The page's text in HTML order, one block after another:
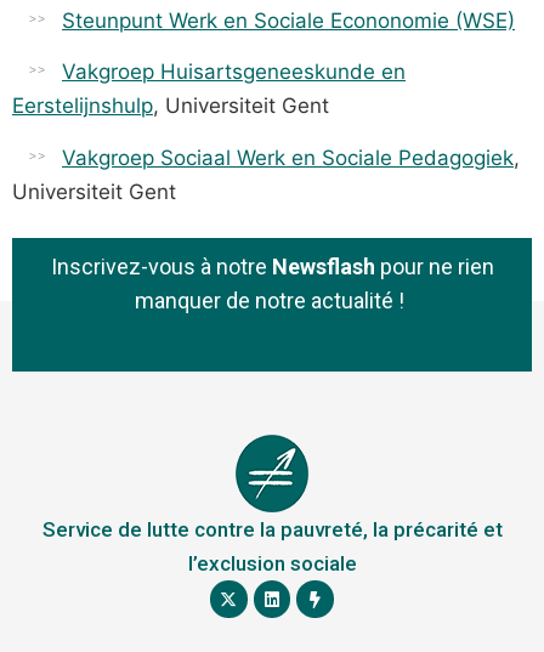
Steunpunt Werk en Sociale Econonomie (WSE)
Vakgroep Huisartsgeneeskunde en
Eerstelijnshulp, Universiteit Gent
Vakgroep Sociaal Werk en Sociale Pedagogiek,
Universiteit Gent
Inscrivez-vous à notre Newsflash pour ne rien
manquer de notre actualité !
Service de lutte contre la pauvreté, la précarité et
l’exclusion sociale